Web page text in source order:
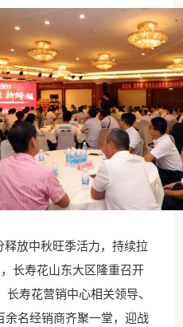
放中秋旺季活力，持续拉
长寿花山东大区隆重召开
寿花营销中心相关领导、
名经销商齐聚一堂，迎战